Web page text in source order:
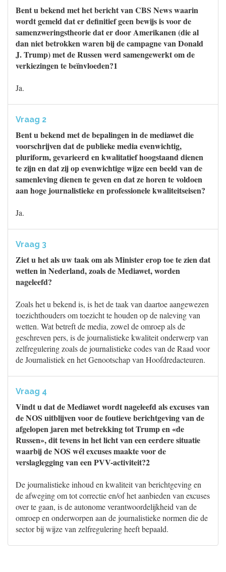
Bent u bekend met het bericht van CBS News waarin
wordt gemeld dat er definitief geen bewijs is voor de
samenzweringstheorie dat er door Amerikanen (die al
dan niet betrokken waren bij de campagne van Donald
J. Trump) met de Russen werd samengewerkt om de
verkiezingen te beïnvloeden?1
Ja.
Vraag 2
Bent u bekend met de bepalingen in de mediawet die
voorschrijven dat de publieke media evenwichtig,
pluriform, gevarieerd en kwalitatief hoogstaand dienen
te zijn en dat zij op evenwichtige wijze een beeld van de
samenleving dienen te geven en dat ze horen te voldoen
aan hoge journalistieke en professionele kwaliteitseisen?
Ja.
Vraag 3
Ziet u het als uw taak om als Minister erop toe te zien dat
wetten in Nederland, zoals de Mediawet, worden
nageleefd?
Zoals het u bekend is, is het de taak van daartoe aangewezen
toezichthouders om toezicht te houden op de naleving van
wetten. Wat betreft de media, zowel de omroep als de
geschreven pers, is de journalistieke kwaliteit onderwerp van
zelfregulering zoals de journalistieke codes van de Raad voor
de Journalistiek en het Genootschap van Hoofdredacteuren.
Vraag 4
Vindt u dat de Mediawet wordt nageleefd als excuses van
de NOS uitblijven voor de foutieve berichtgeving van de
afgelopen jaren met betrekking tot Trump en «de
Russen», dit tevens in het licht van een eerdere situatie
waarbij de NOS wél excuses maakte voor de
verslaglegging van een PVV-activiteit?2
De journalistieke inhoud en kwaliteit van berichtgeving en
de afweging om tot correctie en/of het aanbieden van excuses
over te gaan, is de autonome verantwoordelijkheid van de
omroep en onderworpen aan de journalistieke normen die de
sector bij wijze van zelfregulering heeft bepaald.